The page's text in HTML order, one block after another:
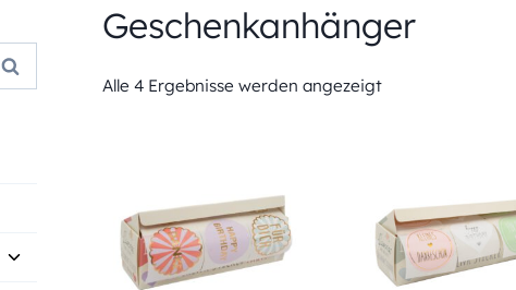
Geschenkanhänger
Alle 4 Ergebnisse werden angezeigt
Suchen
Untermenü